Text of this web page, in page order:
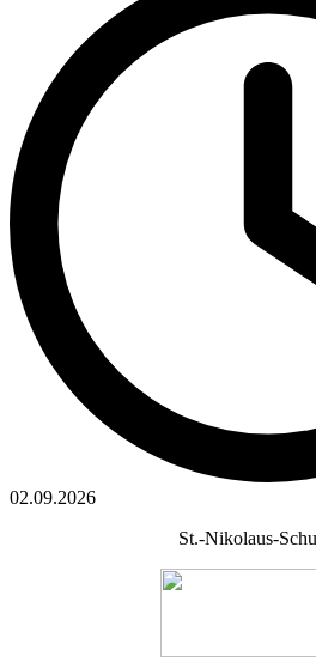
02.09.2026
St.-Nikolaus-